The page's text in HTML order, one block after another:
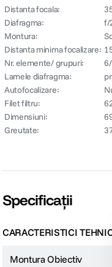
Distanta focala:
Diafragma:
f/
Montura:
Distanta minima focalizare:
Nr. elemente/ grupuri:
Lamele diafragma:
Autofocalizare:
Filet filtru:
Dimensiuni:
Greutate:
Specificații
CARACTERISTICI
Montura Obiectiv